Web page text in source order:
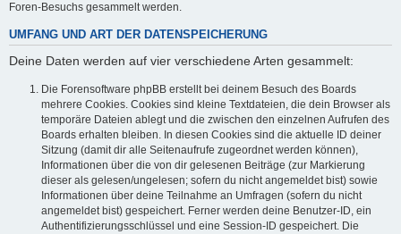
Foren-Besuchs gesammelt werden.
UMFANG UND ART DER DATENSPEICHERUNG
Deine Daten werden auf vier verschiedene Arten gesammelt:
Die Forensoftware phpBB erstellt bei deinem Besuch des Boards
mehrere Cookies. Cookies sind kleine Textdateien, die dein Browser als
temporäre Dateien ablegt und die zwischen den einzelnen Aufrufen des
Boards erhalten bleiben. In diesen Cookies sind die aktuelle ID deiner
Sitzung (damit dir alle Seitenaufrufe zugeordnet werden können),
Informationen über die von dir gelesenen Beiträge (zur Markierung
dieser als gelesen/ungelesen; sofern du nicht angemeldet bist) sowie
Informationen über deine Teilnahme an Umfragen (sofern du nicht
angemeldet bist) gespeichert. Ferner werden deine Benutzer-ID, ein
Authentifizierungsschlüssel und eine Session-ID gespeichert. Die